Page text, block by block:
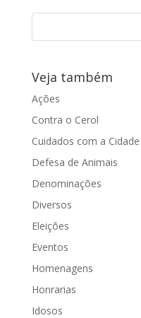
Veja também
Ações
Contra o Cerol
Cuidados com a Cidade
Defesa de Animais
Denominações
Diversos
Eleições
Eventos
Homenagens
Honrarias
Idosos